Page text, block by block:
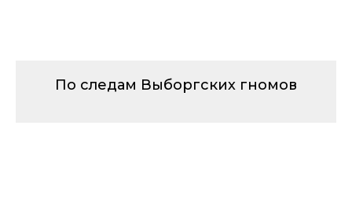
По следам Выборгских гномов